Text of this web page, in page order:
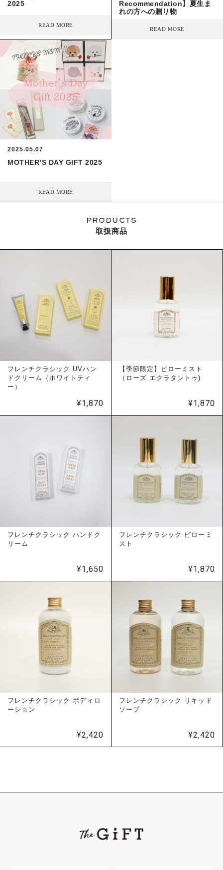
2025
READ MORE
Recommendation】夏生ま
れの方への贈り物
READ MORE
2025.05.07
MOTHER’S DAY GIFT 2025
READ MORE
PRODUCTS
取扱商品
フレンチクラシック UVハン
ドクリーム（ホワイトティ
ー）
¥1,870
【季節限定】ピローミスト
（ローズ エクラタントゥ)
¥1,870
フレンチクラシック ハンドク
リーム
¥1,650
フレンチクラシック ピローミ
スト
¥1,870
フレンチクラシック ボディロ
ーション
¥2,420
フレンチクラシック リキッド
ソープ
¥2,420